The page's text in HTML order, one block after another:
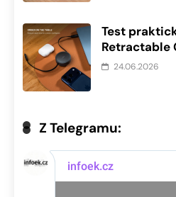
Test
Retractable
24.06.2026
Z Telegramu: